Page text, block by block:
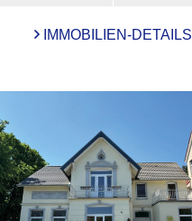
IMMOBILIEN-DETAILS